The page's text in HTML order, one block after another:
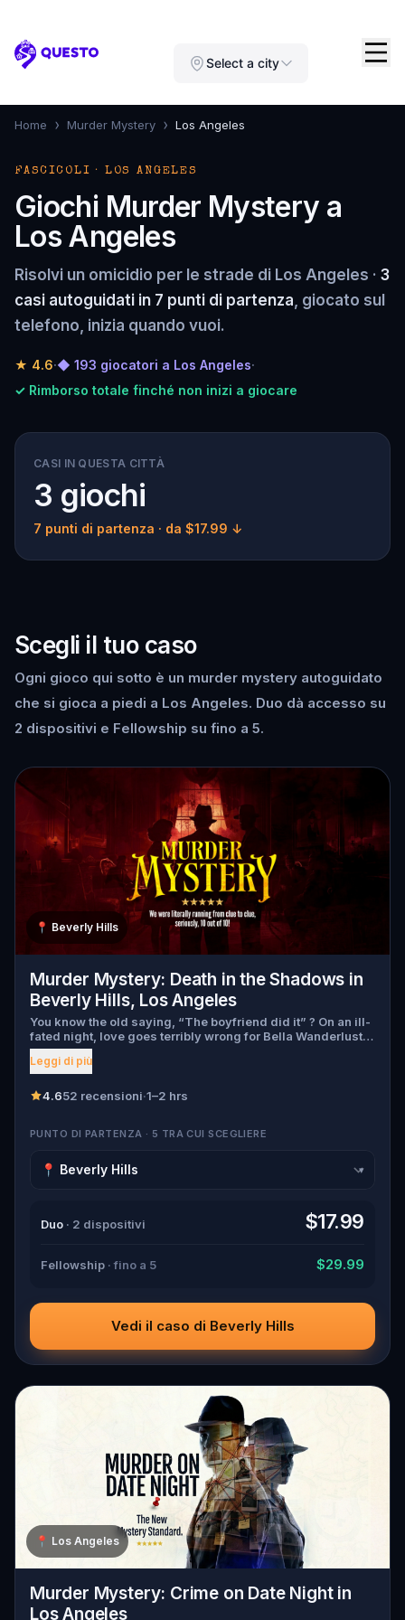
Questo Select a city
Home › Murder Mystery › Los Angeles
FASCICOLI · LOS ANGELES
Giochi Murder Mystery a
Los Angeles
Risolvi un omicidio per le strade di Los Angeles · 3
casi autoguidati in 7 punti di partenza, giocato sul
telefono, inizia quando vuoi.
★ 4.6·◆ 193 giocatori a Los Angeles·
✓ Rimborso totale finché non inizi a giocare
CASI IN QUESTA CITTÀ
3 giochi
7 punti di partenza · da $17.99 ↓
Scegli il tuo caso
Ogni gioco qui sotto è un murder mystery autoguidato
che si gioca a piedi a Los Angeles. Duo dà accesso su
2 dispositivi e Fellowship su fino a 5.
📍 Beverly Hills
Murder Mystery: Death in the Shadows in
Beverly Hills, Los Angeles
You know the old saying, “The boyfriend did it” ? On an ill-
fated night, love goes terribly wrong for Bella Wanderlust
and Walter Bridges . Bella, a famous travel blogger, was
found dead during a ghost tour led by the theatrical Percy
Walter, the obsessed boyfriend? Percy, the ghost tour
suspects, and expose the real murderer before they strike
down all the crucial evidence.
Leggi di più
4.652 recensioni·1–2 hrs
PUNTO DI PARTENZA · 5 TRA CUI SCEGLIERE
▾
Duo · 2 dispositivi $17.99
Fellowship · fino a 5 $29.99
Vedi il caso di Beverly Hills
📍 Los Angeles
Murder Mystery: Crime on Date Night in
Los Angeles